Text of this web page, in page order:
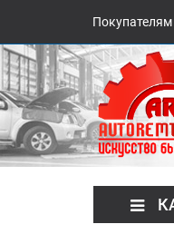
Покупателям